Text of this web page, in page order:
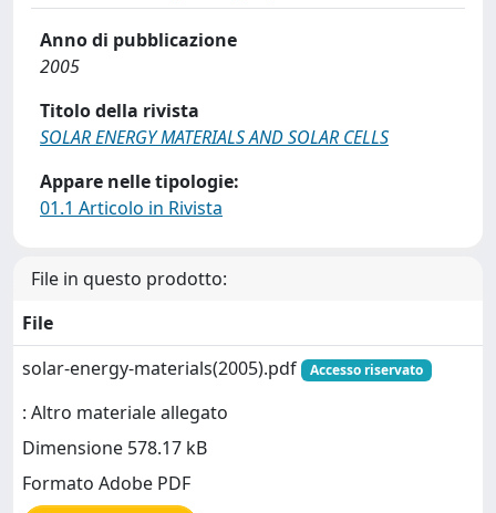
Anno di pubblicazione
2005
Titolo della rivista
SOLAR ENERGY MATERIALS AND SOLAR CELLS
Appare nelle tipologie:
01.1 Articolo in Rivista
File in questo prodotto:
File
solar-energy-materials(2005).pdf
Accesso riservato
: Altro materiale allegato
Dimensione 578.17 kB
Formato Adobe PDF